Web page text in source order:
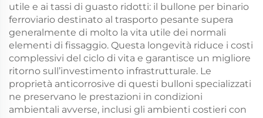
utile e ai tassi di guasto ridotti: il bullone per binario
ferroviario destinato al trasporto pesante supera
generalmente di molto la vita utile dei normali
elementi di fissaggio. Questa longevità riduce i costi
complessivi del ciclo di vita e garantisce un migliore
ritorno sull’investimento infrastrutturale. Le
proprietà anticorrosive di questi bulloni specializzati
ne preservano le prestazioni in condizioni
ambientali avverse, inclusi gli ambienti costieri con